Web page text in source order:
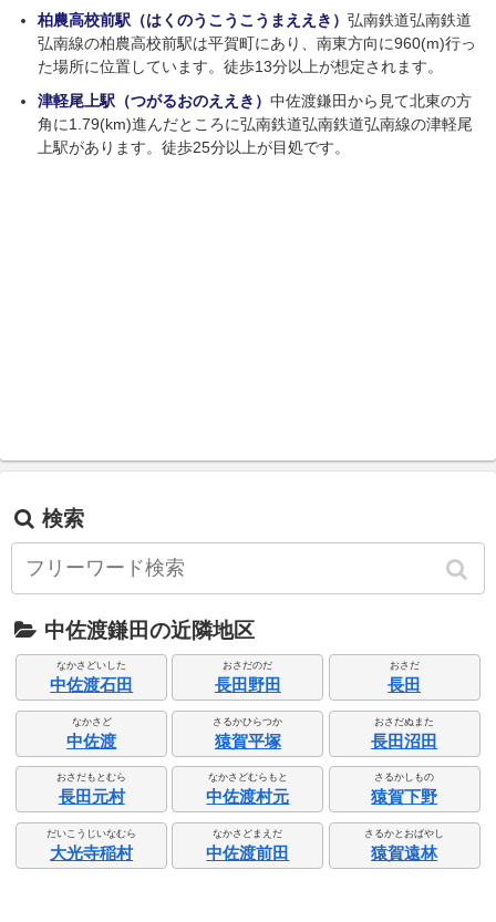
柏農高校前駅（はくのうこうこうまええき） 弘南鉄道弘南鉄道
弘南線の柏農高校前駅は平賀町にあり、南東方向に960(m)行っ
た場所に位置しています。徒歩13分以上が想定されます。
津軽尾上駅（つがるおのええき） 中佐渡鎌田から見て北東の方
角に1.79(km)進んだところに弘南鉄道弘南鉄道弘南線の津軽尾
上駅があります。徒歩25分以上が目処です。
検索
中佐渡鎌田の近隣地区
なかさどいした
中佐渡石田
おさだのだ
長田野田
おさだ
長田
なかさど
中佐渡
さるかひらつか
猿賀平塚
おさだぬまた
長田沼田
おさだもとむら
長田元村
なかさどむらもと
中佐渡村元
さるかしもの
猿賀下野
だいこうじいなむら
大光寺稲村
なかさどまえだ
中佐渡前田
さるかとおばやし
猿賀遠林